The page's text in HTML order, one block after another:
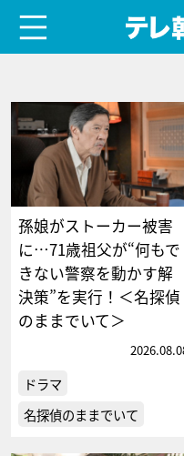
孫娘がストーカー被害
に…71歳祖父が“何もで
きない警察を動かす解
決策”を実行！＜名探偵
のままでいて＞
ドラマ
名探偵のままでいて